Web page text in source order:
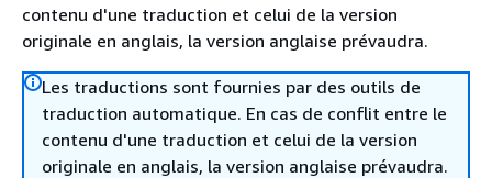
contenu d'une traduction et celui de la version
originale en anglais, la version anglaise prévaudra.
Les traductions sont fournies par des outils de
traduction automatique. En cas de conflit entre le
contenu d'une traduction et celui de la version
originale en anglais, la version anglaise prévaudra.